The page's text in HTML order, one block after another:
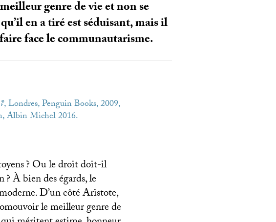
genre de vie et non se
en a tiré est séduisant, mais il
face le communautarisme.
?, Londres, Penguin Books, 2009,
Albin Michel 2016.
? Ou le droit doit-il
? À bien des égards, le
D’un côté Aristote,
le meilleur genre de